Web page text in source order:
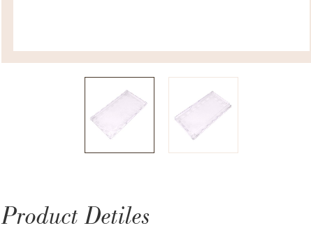
Product Detiles